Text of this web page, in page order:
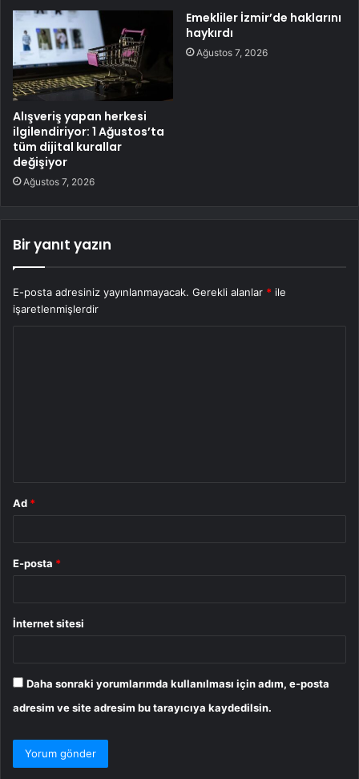
Alışveriş yapan herkesi
ilgilendiriyor: 1 Ağustos’ta
tüm dijital kurallar
değişiyor
Ağustos 7, 2026
Emekliler İzmir’de haklarını
haykırdı
Ağustos 7, 2026
Bir yanıt yazın
E-posta adresiniz yayınlanmayacak. Gerekli alanlar * ile
işaretlenmişlerdir
Ad *
E-posta *
İnternet sitesi
Daha sonraki yorumlarımda kullanılması için adım, e-posta
adresim ve site adresim bu tarayıcıya kaydedilsin.